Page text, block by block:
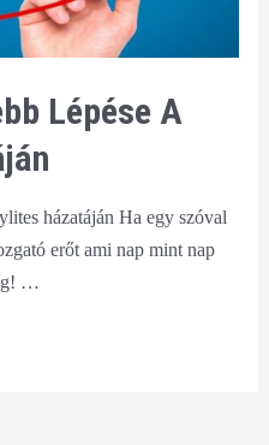
Lépése A
házatáján Ha egy szóval
erőt ami nap mint nap
…